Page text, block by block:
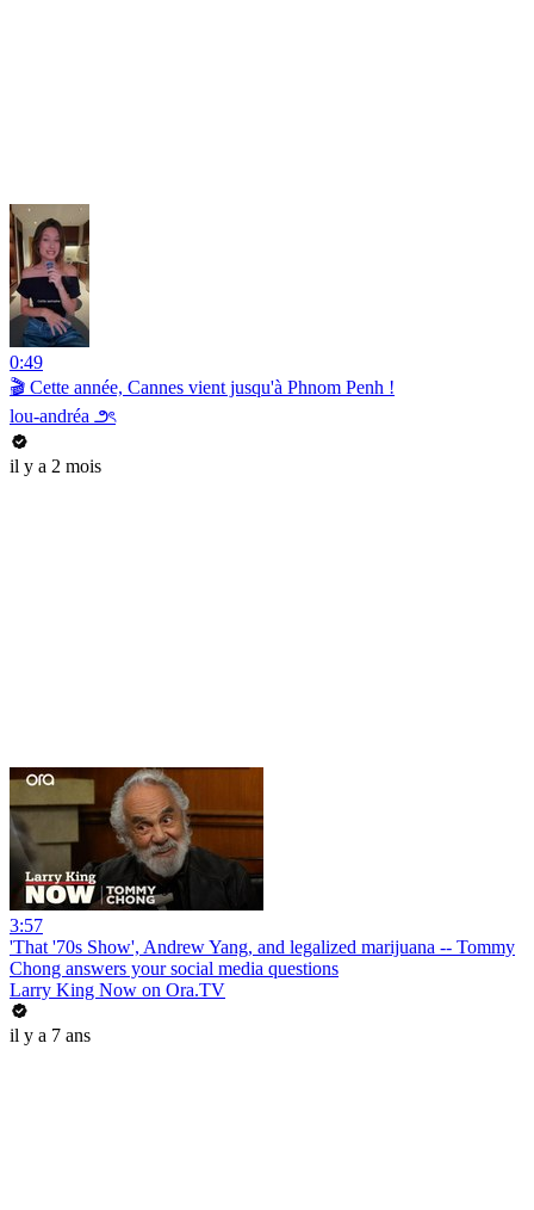
0:49
🎬 Cette année, Cannes vient jusqu'à Phnom Penh !
lou-andréa ౨ৎ
il y a 2 mois
3:57
'That '70s Show', Andrew Yang, and legalized marijuana -- Tommy
Chong answers your social media questions
Larry King Now on Ora.TV
il y a 7 ans